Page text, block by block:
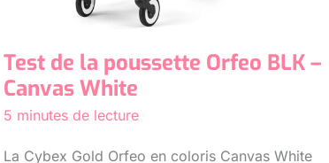
Test de la poussette Orfeo BLK –
Canvas White
5 minutes de lecture
La Cybex Gold Orfeo en coloris Canvas White